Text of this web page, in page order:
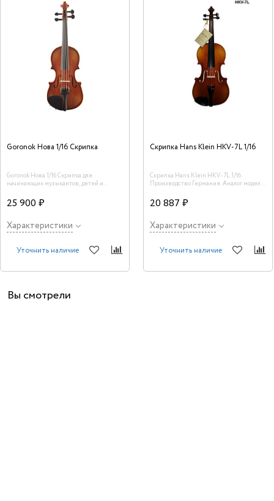
Goronok Нова 1/16 Скрипка
Goronok Нова 1/16 Скрипка для
начинающих музыкантов, детей и
музыкальных школ на протяжении
полного учебного цикла
25 900 ₽
Характеристики
Уточнить наличие
Скрипка Hans Klein HKV-7L 1/16
Скрипка Hans Klein HKV-7L 1/16.
Производство Германия. Аналог модели
20 887 ₽
Характеристики
Уточнить наличие
Вы смотрели